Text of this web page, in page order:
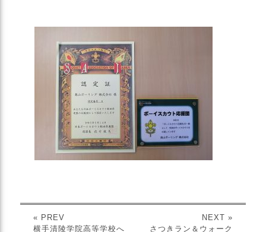
砂防・地すべり調査
斜面対策工設計
総合解析
施設維持管理
« PREV
横手清陵学院高等学校へ
NEXT »
さつきラン＆ウォーク